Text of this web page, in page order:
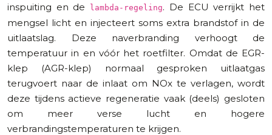
inspuiting en de
lambda-regeling. De ECU verrijkt het
mengsel licht en injecteert soms extra brandstof in de
uitlaatslag. Deze naverbranding verhoogt de
temperatuur in en vóór het roetfilter. Omdat de EGR-
klep (AGR-klep) normaal gesproken uitlaatgas
terugvoert naar de inlaat om NOx te verlagen, wordt
deze tijdens actieve regeneratie vaak (deels) gesloten
om meer verse lucht en hogere
verbrandingstemperaturen te krijgen.